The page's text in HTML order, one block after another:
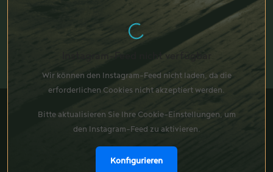
Instagram-Feed nicht verfügbar
Wir können den Instagram-Feed nicht laden, da die
erforderlichen Cookies nicht akzeptiert werden.
Bitte aktualisieren Sie Ihre Cookie-Einstellungen, um
den Instagram-Feed zu aktivieren.
Konfigurieren